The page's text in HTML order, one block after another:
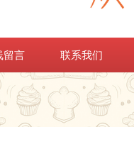
留言 联系我们